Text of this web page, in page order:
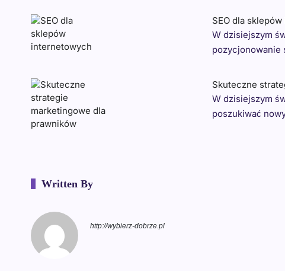
SEO dla
W dzisiejszym
Skuteczne
W dzisiejszym
poszukiwać
Written By
http://wybierz-dobrze.pl